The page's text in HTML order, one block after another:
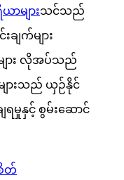
များသင်သည်
ျက်များ
ား လိုအပ်သည်
ျားသည် ယှဉ်နိုင်
မှုနှင့် စွမ်းဆောင်
တ်